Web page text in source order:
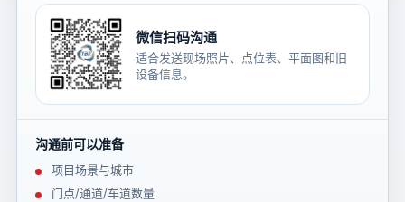
微信扫码沟通
适合发送现场照片、点位表、平面图和旧
设备信息。
沟通前可以准备
项目场景与城市
门点/通道/车道数量